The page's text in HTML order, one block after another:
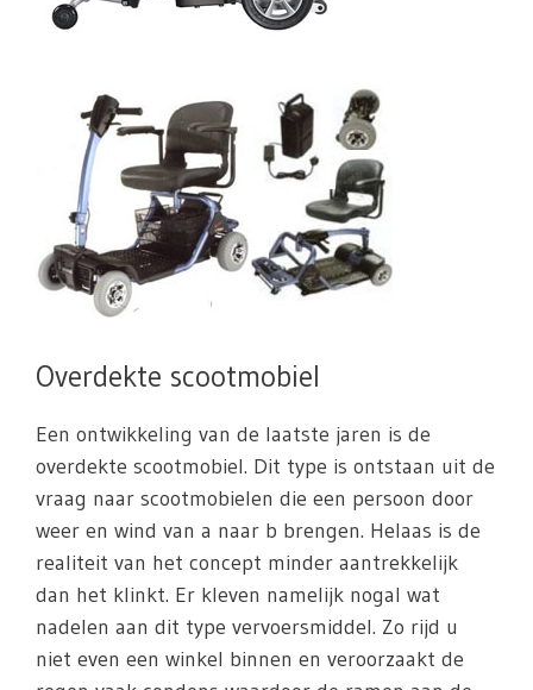
Overdekte scootmobiel
Een ontwikkeling van de laatste jaren is de
overdekte scootmobiel. Dit type is ontstaan uit de
vraag naar scootmobielen die een persoon door
weer en wind van a naar b brengen. Helaas is de
realiteit van het concept minder aantrekkelijk
dan het klinkt. Er kleven namelijk nogal wat
nadelen aan dit type vervoersmiddel. Zo rijd u
niet even een winkel binnen en veroorzaakt de